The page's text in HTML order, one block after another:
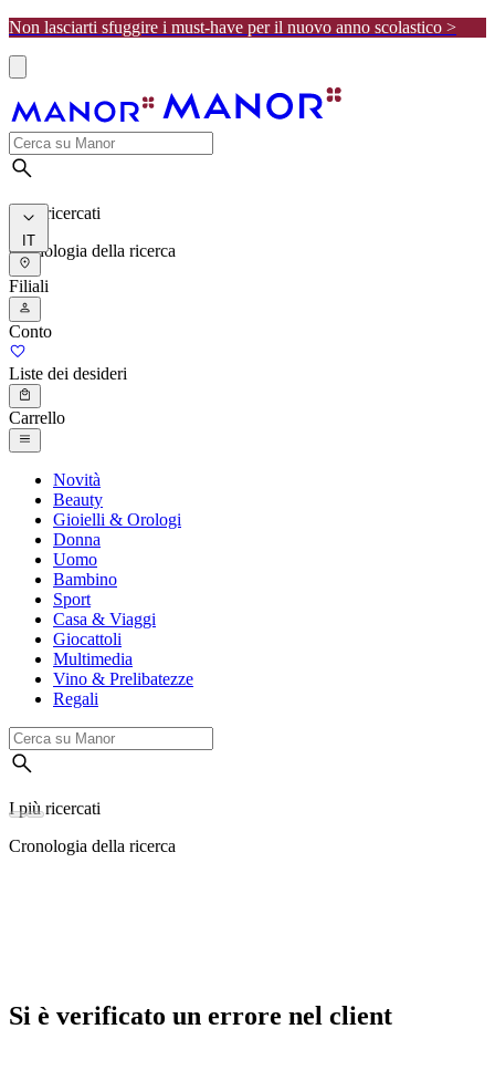
Non lasciarti sfuggire i must-have per il nuovo anno scolastico >
I più ricercati
Cronologia della ricerca
IT
Filiali
Conto
Liste dei desideri
Carrello
Novità
Beauty
Gioielli & Orologi
Donna
Uomo
Bambino
Sport
Casa & Viaggi
Giocattoli
Multimedia
Vino & Prelibatezze
Regali
I più ricercati
Cronologia della ricerca
Si è verificato un errore nel client